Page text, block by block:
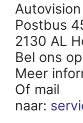
Postbus
2130 AL
Bel ons
Meer
Of mail
naar: